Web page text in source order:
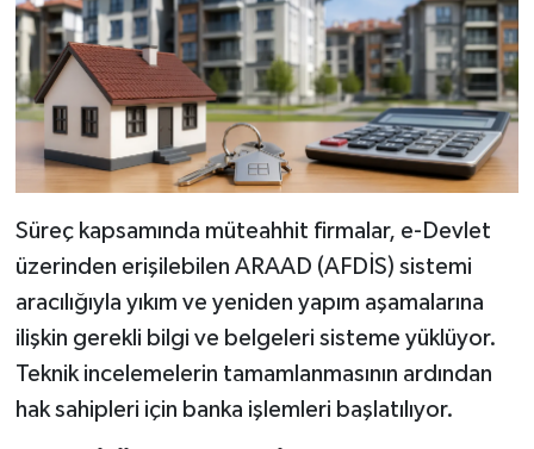
Süreç kapsamında müteahhit firmalar, e-Devlet
üzerinden erişilebilen ARAAD (AFDİS) sistemi
aracılığıyla yıkım ve yeniden yapım aşamalarına
ilişkin gerekli bilgi ve belgeleri sisteme yüklüyor.
Teknik incelemelerin tamamlanmasının ardından
hak sahipleri için banka işlemleri başlatılıyor.